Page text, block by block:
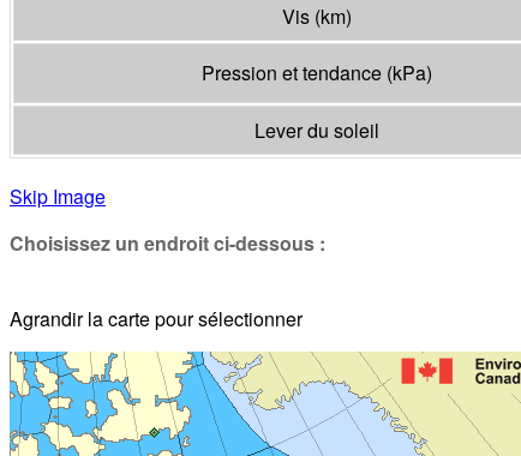
Vis (km)
Pression et tendance (kPa)
Lever du soleil
Skip Image
Choisissez un endroit ci-dessous :
Agrandir la carte pour sélectionner